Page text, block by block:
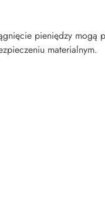
pieniędzy mogą
materialnym.